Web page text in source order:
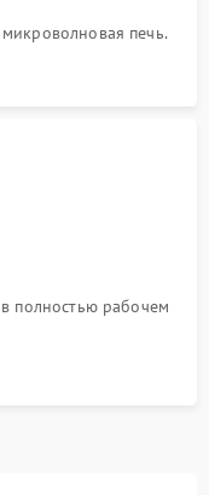
печь.
полностью рабочем